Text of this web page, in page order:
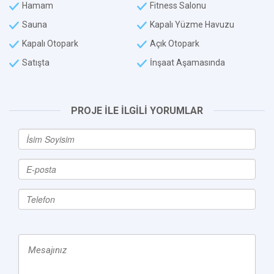
Hamam
Fitness Salonu
Sauna
Kapalı Yüzme Havuzu
Kapalı Otopark
Açık Otopark
Satışta
İnşaat Aşamasında
PROJE İLE İLGİLİ YORUMLAR